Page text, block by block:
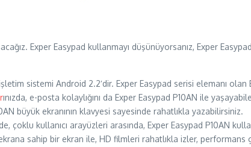
Exper Easypad kullanmayı düşünüyorsanız, Exper
sistemi Android 2.2′dir. Exper Easypad serisi elemanı olan
ınızda, e-posta kolaylığını da Exper Easypad P10AN ile
büyük ekranının klavyesi sayesinde rahatlıkla yazabilirsiniz.
kullanıcı arayüzleri arasında, Exper Easypad P10AN
sahip bir ekran ile, HD filmleri rahatlıkla izler,